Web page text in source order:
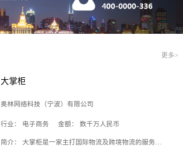
更多>
大掌柜
奥林网络科技（宁波）有限公司
行业： 电子商务 金额： 数千万人民币
简介： 大掌柜是一家主打国际物流及跨境物流的服务云平台，致力于帮助全球国际物流企业在互联网上建立自己的平台，核心产品包括运价通、生意通、业务通、订舱通、招财通等，奥林网络科技（宁波）有限公司旗下产品。